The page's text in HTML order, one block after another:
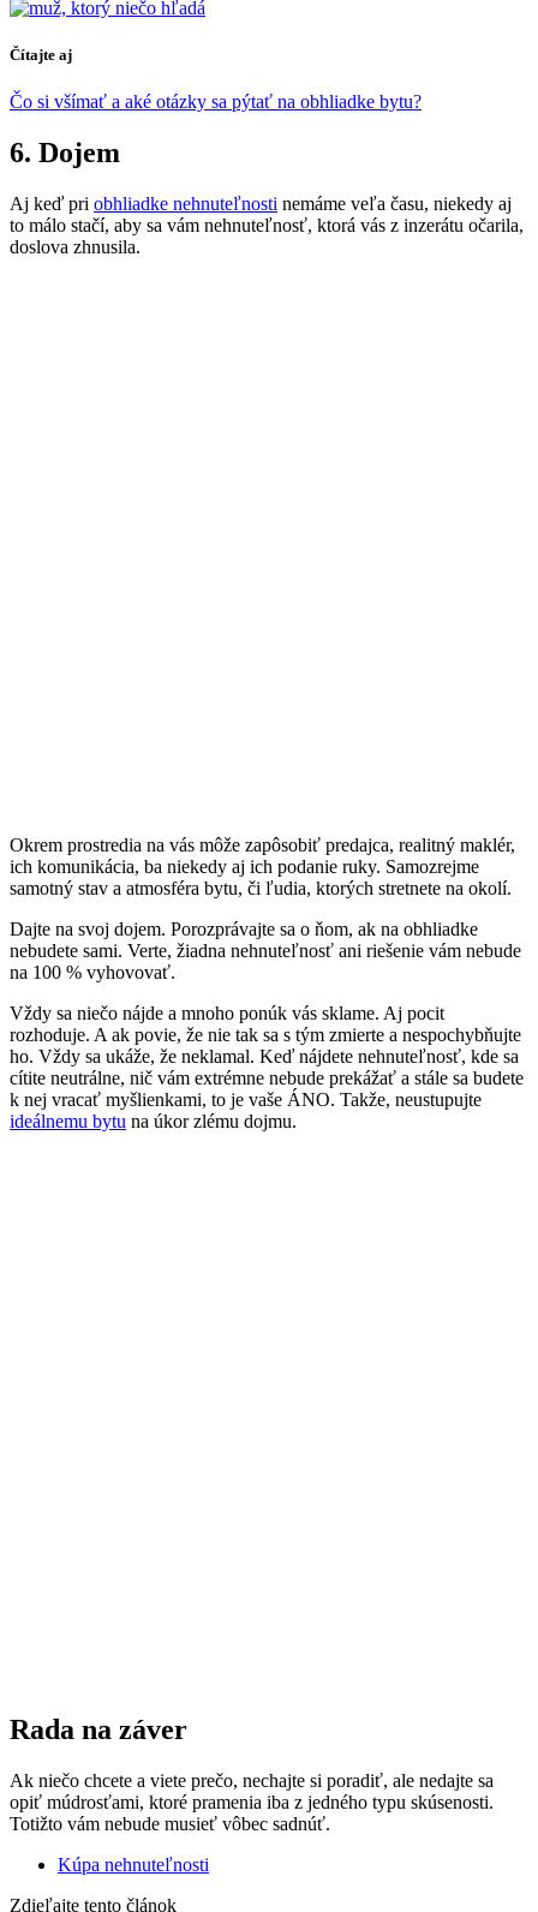
Čítajte aj
Čo si všímať a aké otázky sa pýtať na obhliadke bytu?
6. Dojem
Aj keď pri obhliadke nehnuteľnosti nemáme veľa času, niekedy aj
to málo stačí, aby sa vám nehnuteľnosť, ktorá vás z inzerátu očarila,
doslova zhnusila.
Okrem prostredia na vás môže zapôsobiť predajca, realitný maklér,
ich komunikácia, ba niekedy aj ich podanie ruky. Samozrejme
samotný stav a atmosféra bytu, či ľudia, ktorých stretnete na okolí.
Dajte na svoj dojem. Porozprávajte sa o ňom, ak na obhliadke
nebudete sami. Verte, žiadna nehnuteľnosť ani riešenie vám nebude
na 100 % vyhovovať.
Vždy sa niečo nájde a mnoho ponúk vás sklame. Aj pocit
rozhoduje. A ak povie, že nie tak sa s tým zmierte a nespochybňujte
ho. Vždy sa ukáže, že neklamal. Keď nájdete nehnuteľnosť, kde sa
cítite neutrálne, nič vám extrémne nebude prekážať a stále sa budete
k nej vracať myšlienkami, to je vaše ÁNO. Takže, neustupujte
ideálnemu bytu na úkor zlému dojmu.
Rada na záver
Ak niečo chcete a viete prečo, nechajte si poradiť, ale nedajte sa
opiť múdrosťami, ktoré pramenia iba z jedného typu skúsenosti.
Totižto vám nebude musieť vôbec sadnúť.
Kúpa nehnuteľnosti
Zdieľajte tento článok